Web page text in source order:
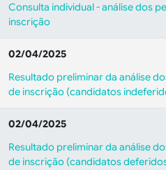
Consulta individual - análise dos
inscrição
02/04/2025
Resultado preliminar da análise
de inscrição (candidatos
02/04/2025
Resultado preliminar da análise
de inscrição (candidatos